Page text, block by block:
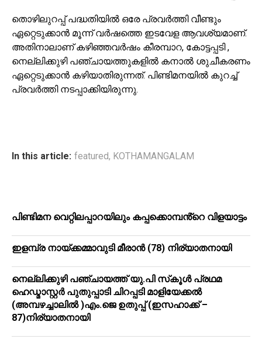
തൊഴിലുറപ്പ് പദ്ധതിയില്‍ ഒരേ പ്രവര്‍ത്തി വീണ്ടും
ഏറ്റെടുക്കാന്‍ മൂന്ന് വര്‍ഷത്തെ ഇടവേള ആവശ്യമാണ്.
അതിനാലാണ് കഴിഞ്ഞവര്‍ഷം കീരമ്പാറ, കോട്ടപ്പടി ,
നെല്ലിക്കുഴി പഞ്ചായത്തുകളില്‍ കനാല്‍ ശുചീകരണം
ഏറ്റെടുക്കാന്‍ കഴിയാതിരുന്നത്. പിണ്ടിമനയില്‍ കുറച്ച്
പ്രവര്‍ത്തി നടപ്പാക്കിയിരുന്നു.
In this article: featured, KOTHAMANGALAM
പിണ്ടിമന വെറ്റിലപ്പാറയിലും കപ്പക്കൊമ്പൻ്റെ വിളയാട്ടം
ഇളമ്പ്ര നായ്ക്കമ്മാവുടി മീരാൻ (78) നിര്യാതനായി
നെല്ലിക്കുഴി പഞ്ചായത്ത് യു.പി സ്‌കൂൾ പ്രഥമ
ഹെഡ്മാസ്റ്റർ പുതുപ്പാടി ചിറപ്പടി മാളിയേക്കൽ
(അമ്പഴച്ചാലിൽ )എം.ജെ ഉതുപ്പ് (ഇസഹാക്ക് –
87)നിര്യാതനായി